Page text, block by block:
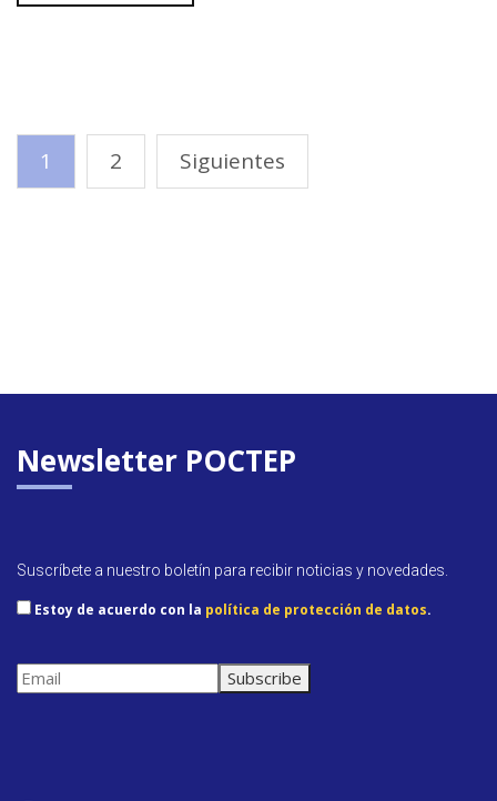
1 2 Siguientes
Newsletter POCTEP
Suscríbete a nuestro boletín para recibir noticias y novedades.
Estoy de acuerdo con la política de protección de datos.